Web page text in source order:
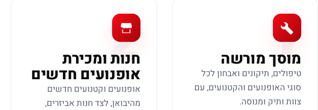
1
מוסך מורשה
טיפולים, תיקונים ואבחון לכל
סוגי האופנועים והקטנועים, עם
צוות ותיק ומנוסה.
2
חנות ומכירת
אופנועים חדשים
אופנועים וקטנועים חדשים
מהיבואן, לצד חנות אביזרים,